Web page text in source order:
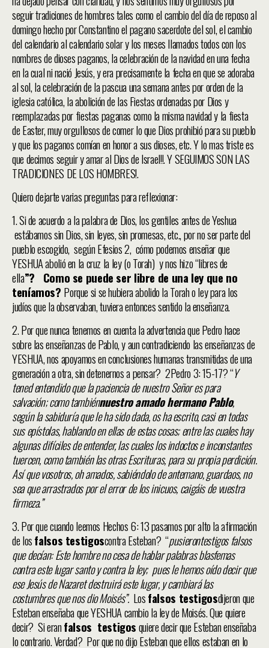
seguir tradiciones de hombres tales como el cambio del día de reposo al
domingo hecho por Constantino el pagano sacerdote del sol, el cambio
del calendario al calendario solar y los meses llamados todos con los
nombres de dioses paganos, la celebración de la navidad en una fecha
en la cual ni nació Jesús, y era precisamente la fecha en que se adoraba
al sol, la celebración de la pascua una semana antes por orden de la
iglesia católica, la abolición de las Fiestas ordenadas por Dios y
reemplazadas por fiestas paganas como la misma navidad y la fiesta
de Easter, muy orgullosos de comer lo que Dios prohibió para su pueblo
y que los paganos comían en honor a sus dioses, etc. Y lo mas triste es
que decimos seguir y amar al Dios de Israel!!. Y SEGUIMOS SON LAS
TRADICIONES DE LOS HOMBRES!.
Quiero dejarte varias preguntas para reflexionar:
1. Si de acuerdo a la palabra de Dios, los gentiles antes de Yeshua
estábamos sin Dios, sin leyes, sin promesas, etc., por no ser parte del
pueblo escogido, según Efesios 2, cómo podemos enseñar que
YESHUA abolió en la cruz la ley (o Torah) y nos hizo “libres de
ella”? Como se puede ser libre de una ley que no
teníamos? Porque si se hubiera abolido la Torah o ley para los
judíos que la observaban, tuviera entonces sentido la enseñanza.
2. Por que nunca tenemos en cuenta la advertencia que Pedro hace
sobre las enseñanzas de Pablo, y aun contradiciendo las enseñanzas de
YESHUA, nos apoyamos en conclusiones humanas transmitidas de una
generación a otra, sin detenernos a pensar? 2Pedro 3: 15-17? “Y
tened entendido que la paciencia de nuestro Señor es para
salvación; como tambiénnuestro amado hermano Pablo,
según la sabiduría que le ha sido dada, os ha escrito, casi en todas
sus epístolas, hablando en ellas de estas cosas; entre las cuales hay
algunas difíciles de entender, las cuales los indoctos e inconstantes
tuercen, como también las otras Escrituras, para su propia perdición.
Así que vosotros, oh amados, sabiéndolo de antemano, guardaos, no
sea que arrastrados por el error de los inicuos, caigáis de vuestra
firmeza.”
3. Por que cuando leemos Hechos 6: 13 pasamos por alto la afirmación
de losfalsos testigoscontra Esteban? “pusierontestigos falsos
que decían: Este hombre no cesa de hablar palabras blasfemas
contra este lugar santo y contra la ley; pues le hemos oído decir que
ese Jesús de Nazaret destruirá este lugar, y cambiará las
costumbres que nos dio Moisés”. Losfalsos testigosdijeron que
Esteban enseñaba que YESHUA cambio la ley de Moisés. Que quiere
decir? Si eranfalsos testigosquiere decir que Esteban enseñaba
lo contrario. Verdad? Por que no dijo Esteban que ellos estaban en lo